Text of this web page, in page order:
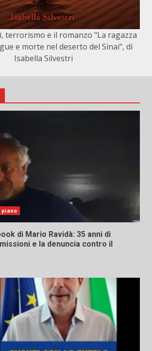
terrorismo e il romanzo "La ragazza
e morte nel deserto del Sinai", di
Isabella Silvestri
piano
di Mario Ravidà: 35 anni di
e la denuncia contro il